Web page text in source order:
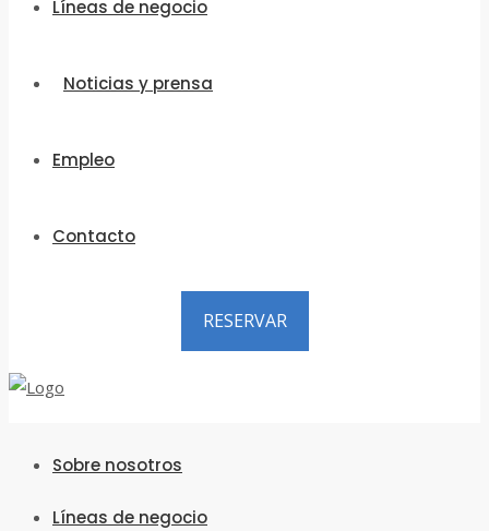
Líneas de negocio
Noticias y prensa
Empleo
Contacto
RESERVAR
Sobre nosotros
Líneas de negocio